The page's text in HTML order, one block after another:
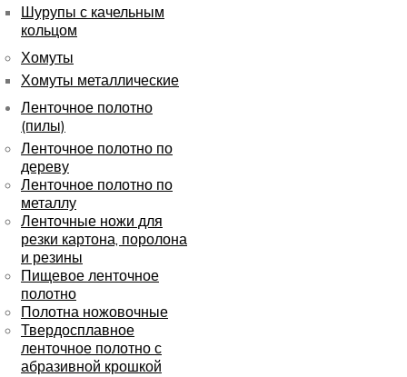
Шурупы с качельным
кольцом
Хомуты
Хомуты металлические
Ленточное полотно
(пилы)
Ленточное полотно по
дереву
Ленточное полотно по
металлу
Ленточные ножи для
резки картона, поролона
и резины
Пищевое ленточное
полотно
Полотна ножовочные
Твердосплавное
ленточное полотно с
абразивной крошкой